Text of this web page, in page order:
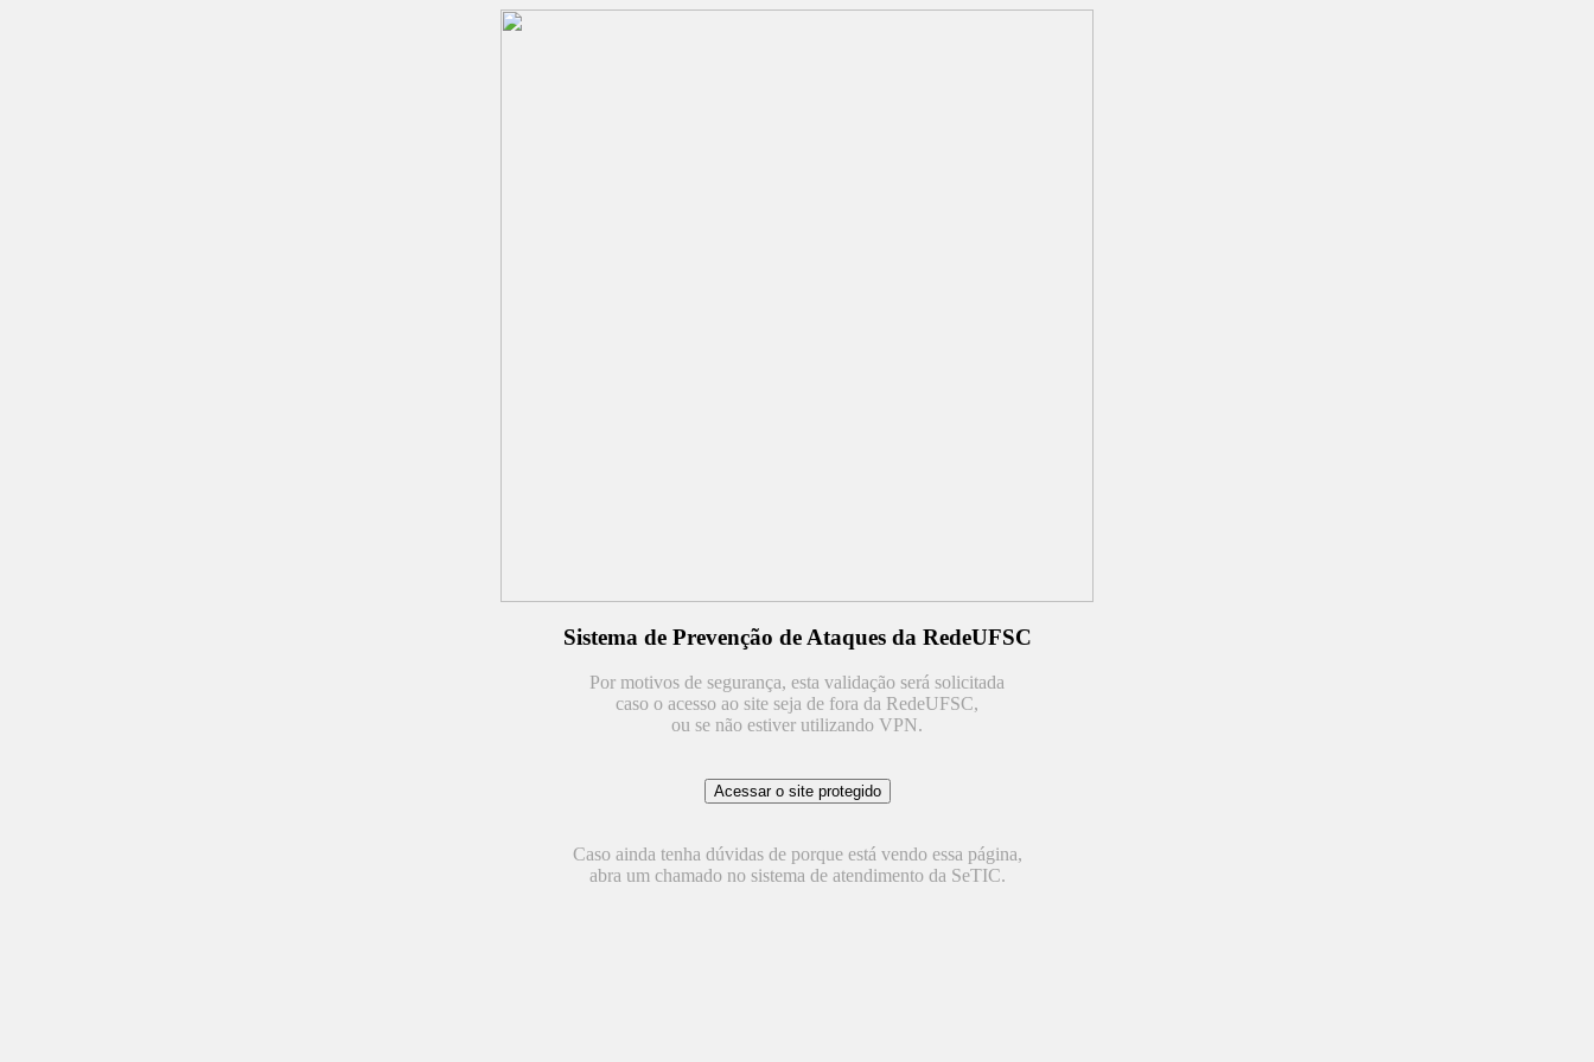
Sistema de Prevenção de Ataques da RedeUFSC
Por motivos de segurança, esta validação será solicitada
caso o acesso ao site seja de fora da RedeUFSC,
ou se não estiver utilizando VPN.
Caso ainda tenha dúvidas de porque está vendo essa página,
abra um chamado no sistema de atendimento da SeTIC.